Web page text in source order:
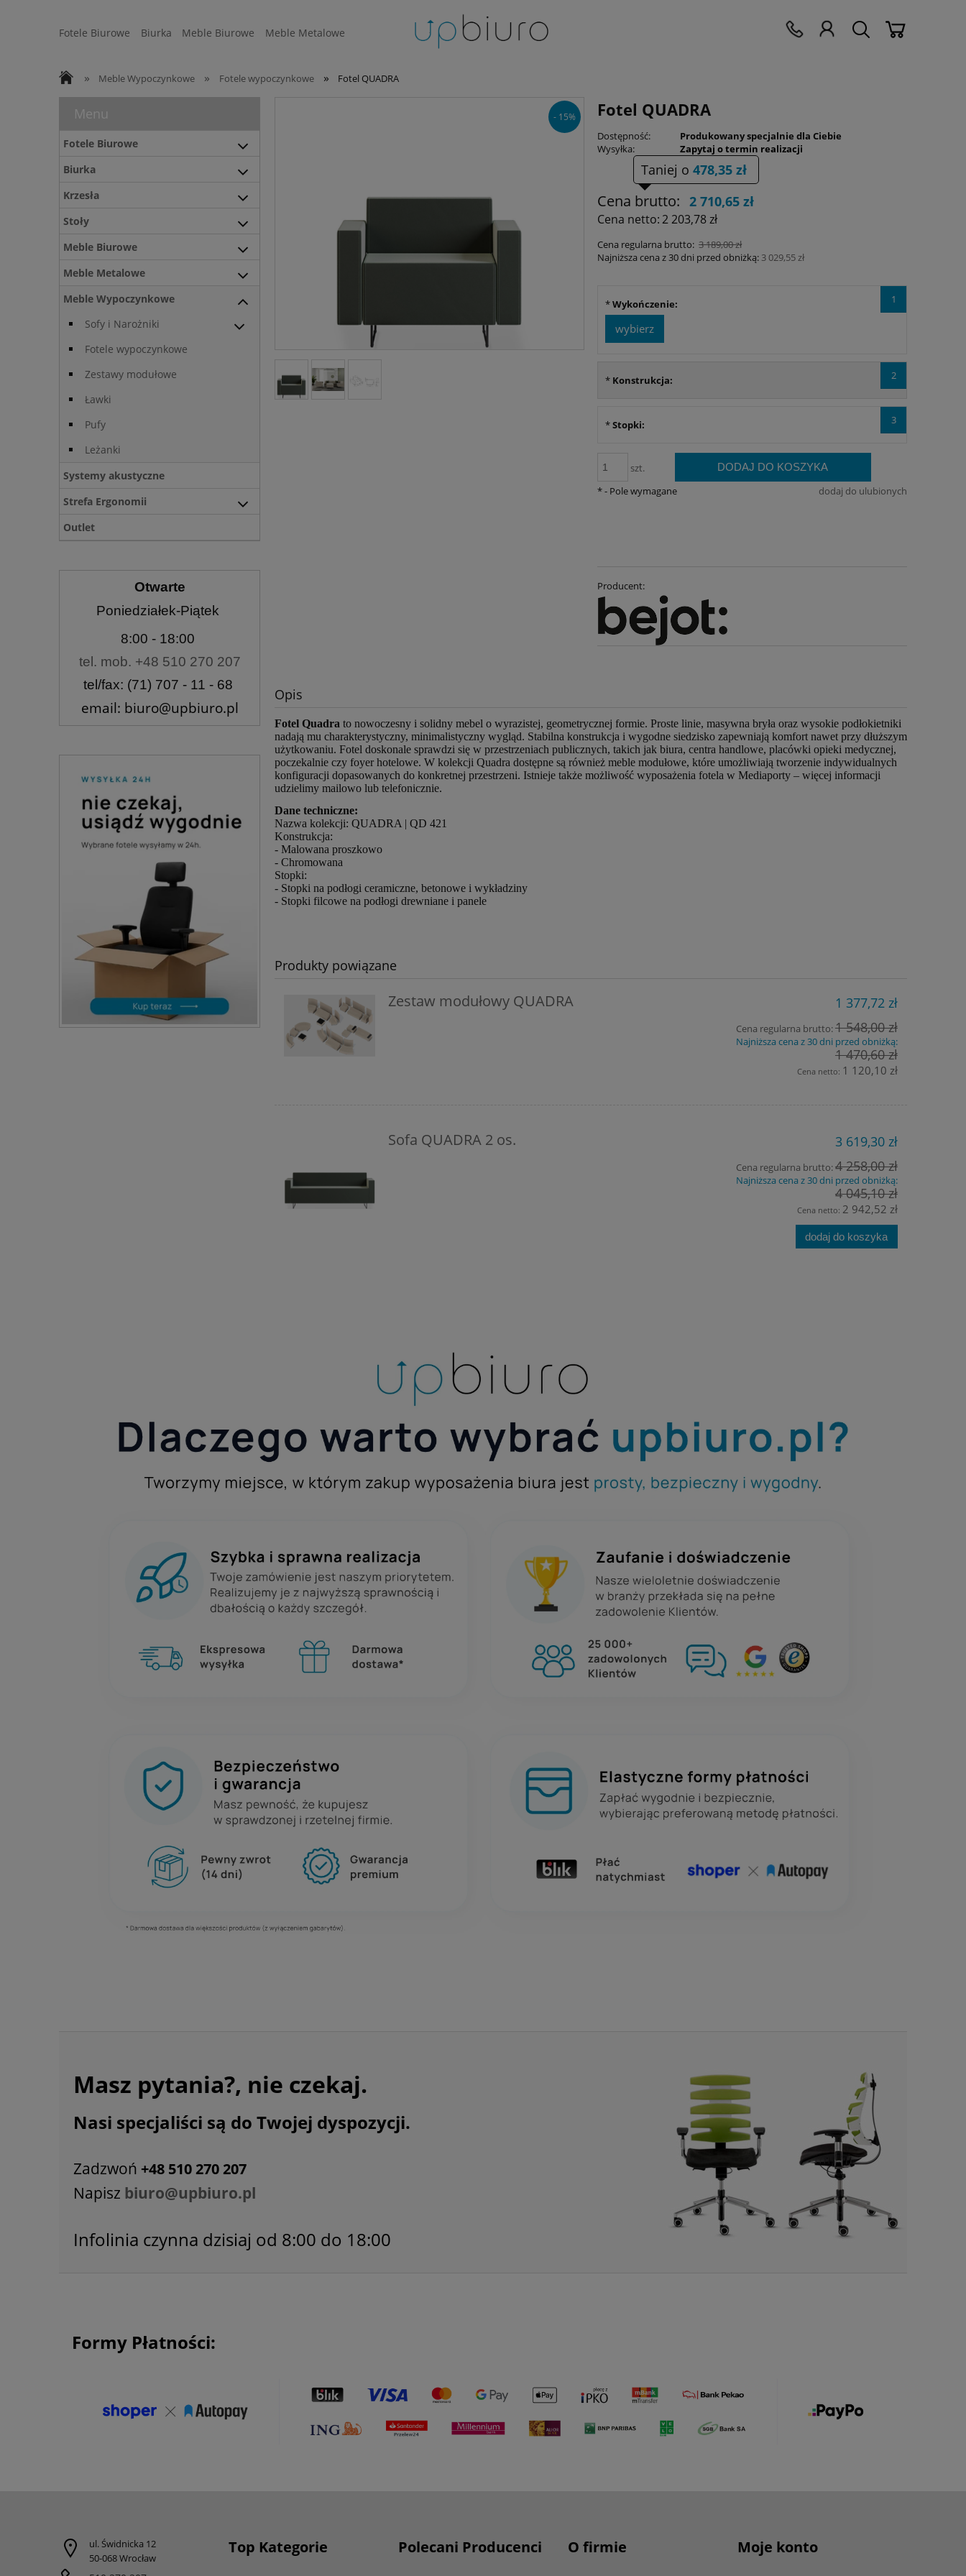
Fotele Biurowe Biurka Meble Biurowe Meble Metalowe
» Meble Wypoczynkowe » Fotele wypoczynkowe » Fotel QUADRA
Menu
Fotele Biurowe
Biurka
Krzesła
Stoły
Meble Biurowe
Meble Metalowe
Meble Wypoczynkowe
Sofy i Narożniki
Fotele wypoczynkowe
Zestawy modułowe
Ławki
Pufy
Leżanki
Systemy akustyczne
Strefa Ergonomii
Outlet
Otwarte
Poniedziałek-Piątek
8:00 - 18:00
tel. mob. +48 510 270 207
tel/fax: (71) 707 - 11 - 68
email: biuro@upbiuro.pl
Fotel QUADRA
- 15%
Dostępność:
Produkowany specjalnie dla Ciebie
Wysyłka:
Zapytaj o termin realizacji
Taniej o478,35 zł
Cena brutto: 2 710,65 zł
Cena netto:2 203,78 zł
Cena regularna brutto: 3 189,00 zł
Najniższa cena z 30 dni przed obniżką: 3 029,55 zł
1
*Wykończenie:
wybierz
2
* Konstrukcja:
3
*Stopki:
szt. DODAJ DO KOSZYKA
dodaj do ulubionych
*- Pole wymagane
Producent:
Opis
Fotel Quadra to nowoczesny i solidny mebel o wyrazistej, geometrycznej formie. Proste linie, masywna bryła oraz wysokie podłokietniki
nadają mu charakterystyczny, minimalistyczny wygląd. Stabilna konstrukcja i wygodne siedzisko zapewniają komfort nawet przy dłuższym
użytkowaniu. Fotel doskonale sprawdzi się w przestrzeniach publicznych, takich jak biura, centra handlowe, placówki opieki medycznej,
poczekalnie czy foyer hotelowe. W kolekcji Quadra dostępne są również meble modułowe, które umożliwiają tworzenie indywidualnych
konfiguracji dopasowanych do konkretnej przestrzeni. Istnieje także możliwość wyposażenia fotela w Mediaporty – więcej informacji
udzielimy mailowo lub telefonicznie.
Dane techniczne:
Nazwa kolekcji: QUADRA | QD 421
Konstrukcja:
- Malowana proszkowo
- Chromowana
Stopki:
- Stopki na podłogi ceramiczne, betonowe i wykładziny
- Stopki filcowe na podłogi drewniane i panele
Produkty powiązane
Zestaw modułowy QUADRA 1 377,72 zł
Cena regularna brutto:1 548,00 zł
Najniższa cena z 30 dni przed obniżką:
1 470,60 zł
Cena netto: 1 120,10 zł
Sofa QUADRA 2 os. 3 619,30 zł
Cena regularna brutto:4 258,00 zł
Najniższa cena z 30 dni przed obniżką:
4 045,10 zł
Cena netto: 2 942,52 zł
dodaj do koszyka
Masz pytania?, nie czekaj.
Nasi specjaliści są do Twojej dyspozycji.
Zadzwoń +48 510 270 207
Napisz biuro@upbiuro.pl
Infolinia czynna dzisiaj od 8:00 do 18:00
Formy Płatności:
ul. Świdnicka 12
50-068 Wrocław
Top Kategorie Polecani Producenci O firmie Moje konto